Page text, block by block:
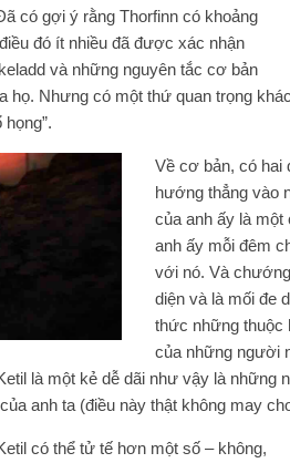
có gợi ý rằng Thorfinn có khoảng
đó ít nhiều đã được xác nhận
và những nguyên tắc cơ bản
họ. Nhưng có một thứ quan trọng
Về cơ bản, có hai
hướng thẳng vào
của anh ấy là một
anh ấy mỗi đêm
với nó. Và
diện và là mối đe
thức những thuộc
của những người
là một kẻ dễ dãi như vậy là những
anh ta (điều này thật không may
có thể tử tế hơn một số – không,